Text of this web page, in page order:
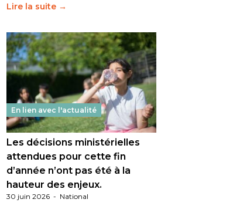
Lire la suite →
En lien avec l'actualité
Les décisions ministérielles
attendues pour cette fin
d’année n’ont pas été à la
hauteur des enjeux.
30 juin 2026 - National